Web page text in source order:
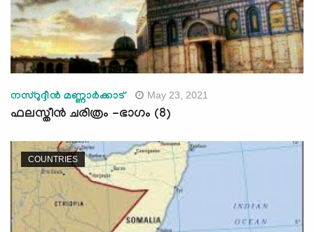
നസ്റുദ്ദീന്‍ മണ്ണാര്‍ക്കാട് May 23, 2021
ഫലസ്തീൻ ചരിത്രം -ഭാഗം (8)
COUNTRIES